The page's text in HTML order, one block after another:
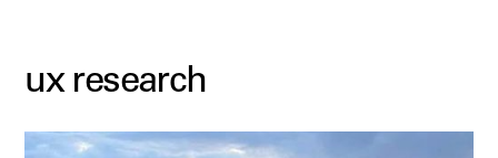
ux research